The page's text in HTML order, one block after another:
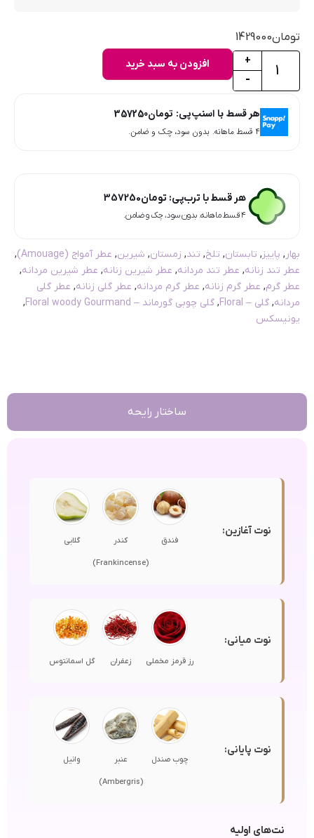
تومان1429000
-
+ افزودن به سبد خرید
هر قسط با اسنپ‌پی: تومان357250
۴ قسط ماهانه. بدون سود، چک و ضامن.
هر قسط با ترب‌پی: تومان357250
۴ قسط ماهانه. بدون سود، چک و ضامن.
بهار , پاییز, تابستان, تلخ, تند, زمستان, شیرین, عطر آمواج (Amouage)
,
عطر تند زنانه, عطر تند مردانه, عطر شیرین زنانه, عطر شیرین مردانه,
عطر گرم, عطر گرم زنانه, عطر گرم مردانه, عطر گلی زنانه, عطر گلی
مردانه, گلی – Floral , گلی چوبی گورماند – Floral woody Gourmand
,
یونیسکس
ساختار رایحه
نوت آغازین:
فندق کندر
(Frankincense)
گلابی
نوت میانی:
رز قرمز مخملی زعفران گل اسمانتوس
نوت پایانی:
چوب صندل عنبر
(Ambergris)
وانیل
نت‌های اولیه